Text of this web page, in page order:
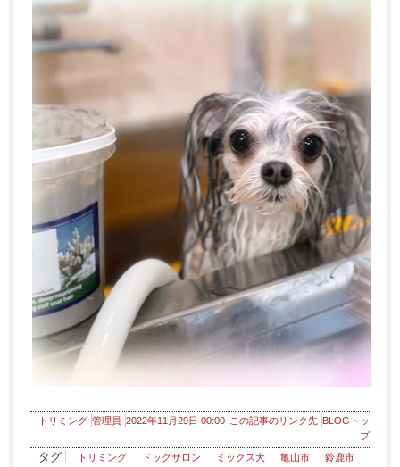
トリミング 管理員 2022年11月29日 00:00 この記事のリンク先 BLOGトッ
プ
タグ トリミング ドッグサロン ミックス犬 亀山市
鈴鹿市